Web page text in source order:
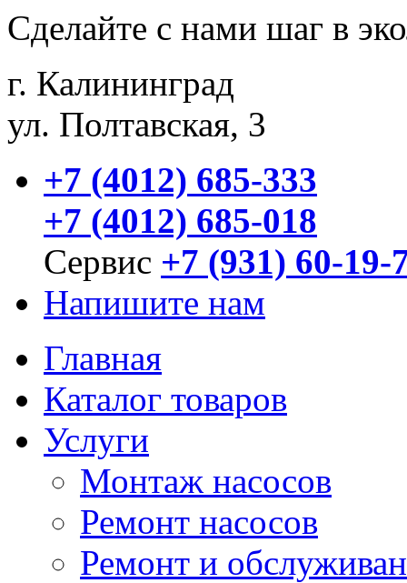
Сделайте с нами шаг в
г. Калининград
ул. Полтавская, 3
+7 (4012) 685-333
+7 (4012) 685-018
Сервис +7 (931) 60-19-
Напишите нам
Главная
Каталог товаров
Услуги
Монтаж насосов
Ремонт насосов
Ремонт и